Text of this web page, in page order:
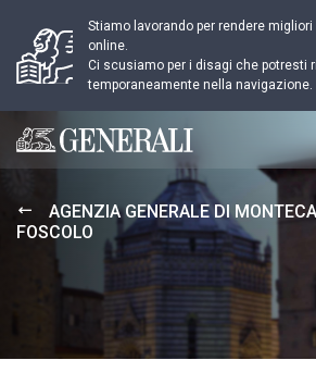
Stiamo lavorando per rendere
online.
Ci scusiamo per i disagi che potresti
temporaneamente nella navigazione.
Generali logo
AGENZIA GENERALE DI
FOSCOLO